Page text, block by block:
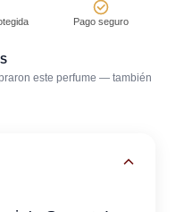
Pago seguro
este perfume — también
/
Salida casual de